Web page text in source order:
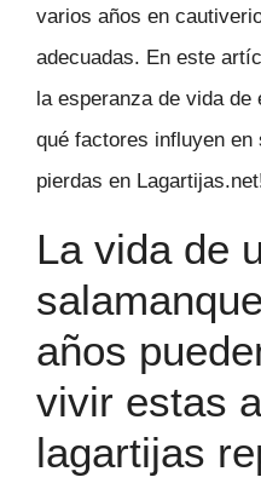
varios años en
adecuadas. En este
la esperanza de vida
qué factores influyen en
pierdas en
La vida de
años
vivir estas
lagartijas